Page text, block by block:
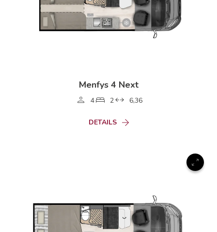
Menfys 4 Next
4 2 6,36
DETAILS